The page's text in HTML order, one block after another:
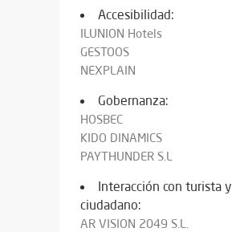
Accesibilidad:
ILUNION Hotels
GESTOOS
NEXPLAIN
Gobernanza:
HOSBEC
KIDO DINAMICS
PAYTHUNDER S.L
Interacción con turista y
ciudadano:
AR VISION 2049 S.L.